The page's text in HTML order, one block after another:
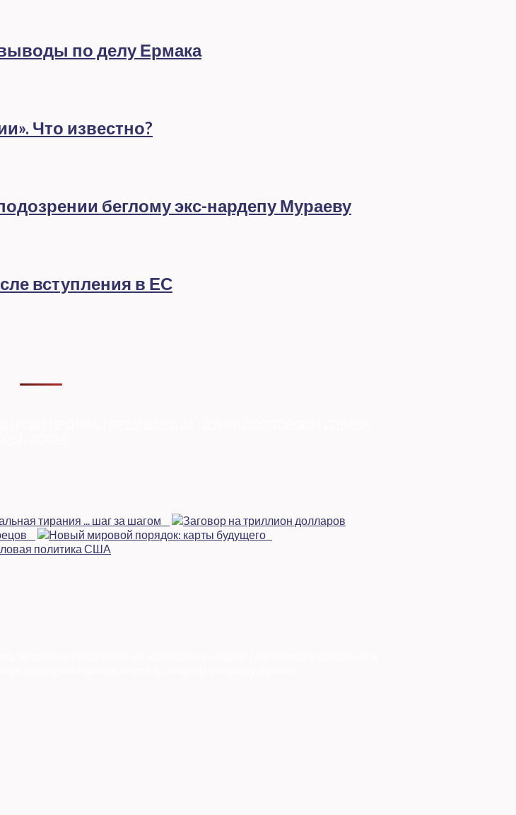
по делу Ермака
Что известно?
беглому экс-нардепу Мураеву
вступления в ЕС